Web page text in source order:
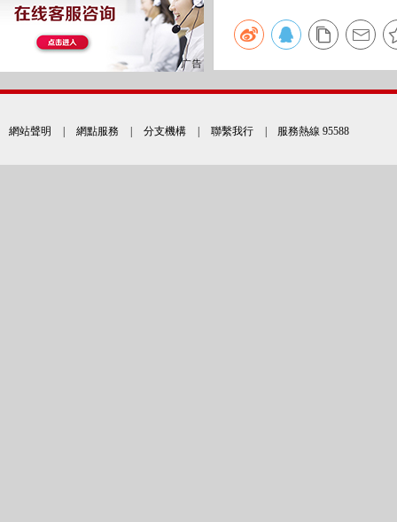
網站聲明 網點服務 分支機構 聯繫我行 | 服務熱線 95588